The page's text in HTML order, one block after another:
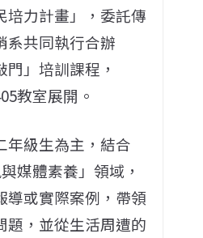
培力計畫」，委託傳
系共同執行合辦
門」培訓課程，
教室展開。
年級生為主，結合
媒體素養」領域，
導或實際案例，帶領
題，並從生活周遭的